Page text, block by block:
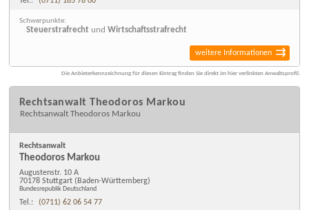
Schwerpunkte:
Steuerstrafrecht undWirtschaftsstrafrecht
weitere Informationen
Die Anbieterkennzeichnung für diesen Eintrag finden Sie direkt im hier verlinkten Anwaltsprofil.
Rechtsanwalt Theodoros Markou
Rechtsanwalt Theodoros Markou
Rechtsanwalt
Theodoros Markou
Augustenstr. 10 A
70178 Stuttgart (Baden-Württemberg)
Bundesrepublik Deutschland
Tel.: (0711) 62 06 54 77